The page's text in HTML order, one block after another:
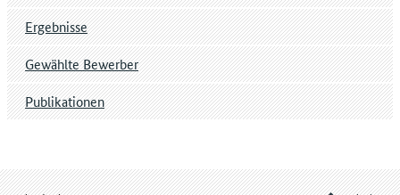
Ergebnisse
Gewählte Bewerber
Publikationen